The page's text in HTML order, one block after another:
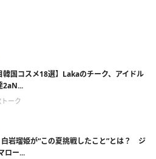
韓国コスメ18選】Lakaのチーク、アイドル
2aN...
ーク
白岩瑠姫が“この夏挑戦したこと”とは？ ジ
ロー...